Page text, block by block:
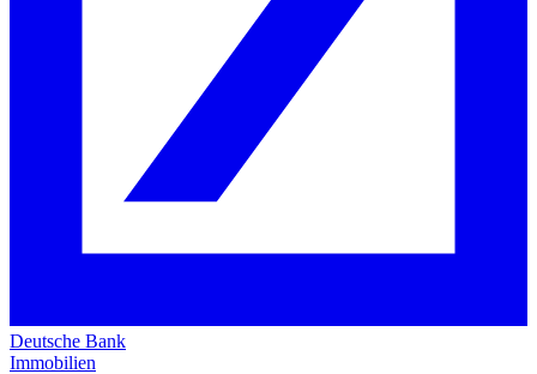
Deutsche Bank
Immobilien